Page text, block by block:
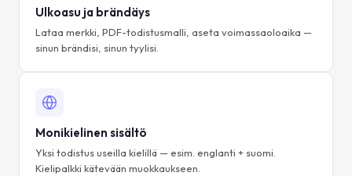
Ulkoasu ja brändäys
Lataa merkki, PDF-todistusmalli, aseta voimassaoloaika —
sinun brändisi, sinun tyylisi.
Monikielinen sisältö
Yksi todistus useilla kielillä — esim. englanti + suomi.
Kielipalkki kätevään muokkaukseen.